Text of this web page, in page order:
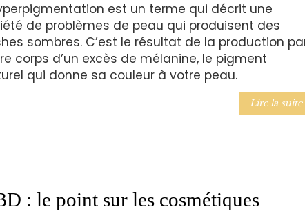
est un terme qui décrit une
de problèmes de peau qui produisent des
sombres. C’est le résultat de la production
corps d’un excès de mélanine, le pigment
qui donne sa couleur à votre peau.
Lire la suite
: le point sur les cosmétiques